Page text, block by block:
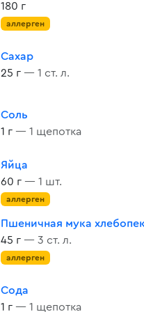
180 г
аллерген
Сахар
25 г — 1 ст. л.
Соль
1 г — 1 щепотка
Яйца
60 г — 1 шт.
аллерген
Пшеничная мука
45 г — 3 ст. л.
аллерген
Сода
1 г — 1 щепотка